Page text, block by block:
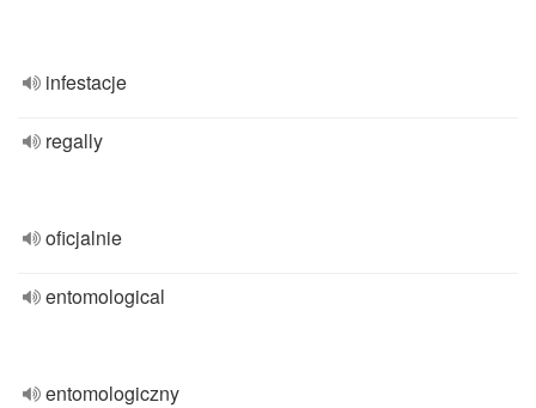
infestacje
regally
oficjalnie
entomological
entomologiczny